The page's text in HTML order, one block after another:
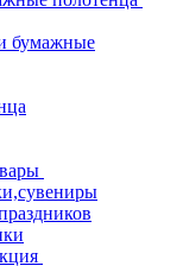
бумажные